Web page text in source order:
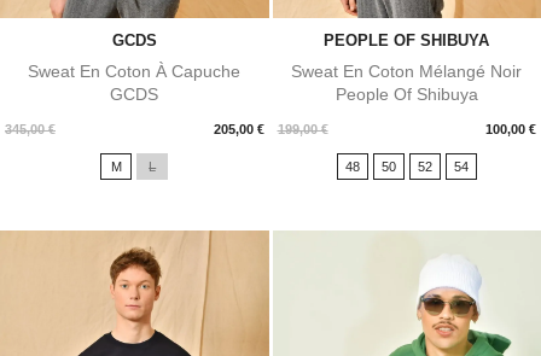
GCDS
Sweat En Coton À Capuche
GCDS
345,00 € 205,00 €
Prix
M L
PEOPLE OF SHIBUYA
Sweat En Coton Mélangé Noir
People Of Shibuya
199,00 € 100,00 €
Prix
48 50 52 54